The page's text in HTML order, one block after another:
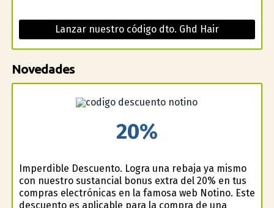
Lanzar nuestro código dto. Ghd Hair
Novedades
20%
Imperdible Descuento. Logra una rebaja ya mismo
con nuestro sustancial bonus extra del 20% en tus
compras electrónicas en la famosa web Notino. Este
descuento es aplicable para la compra de una